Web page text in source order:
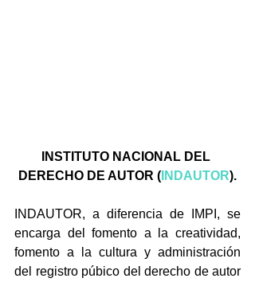
INSTITUTO NACIONAL DEL
DERECHO DE AUTOR ( INDAUTOR).
INDAUTOR, a diferencia de IMPI, se
encarga del fomento a la creatividad,
fomento a la cultura y administración
del registro púbico del derecho de autor